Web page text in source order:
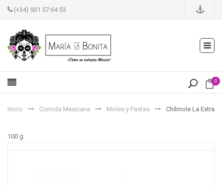
(+34) 931 57 64 53
0
Inicio Comida Mexicana Moles y Pastas Chilmole La Extra
100 g